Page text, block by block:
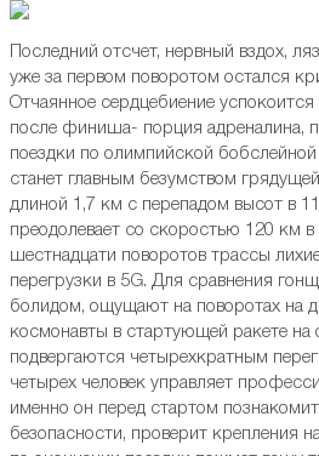
Последний отсчет, нервный вздох,
уже за первом поворотом остался
Отчаянное сердцебиение
после финиша- порция адреналина,
поездки по олимпийской
станет главным безумством
длиной 1,7 км с перепадом высот в
преодолевает со скоростью 120 км
шестнадцати поворотов трассы
перегрузки в 5G. Для сравнения
болидом, ощущают на поворотах на
космонавты в стартующей ракете на
подвергаются четырехкратным
четырех человек управляет
именно он перед стартом
безопасности, проверит крепления